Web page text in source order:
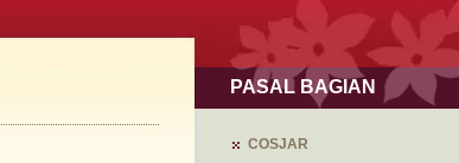
PASAL BAGIAN
COSJAR